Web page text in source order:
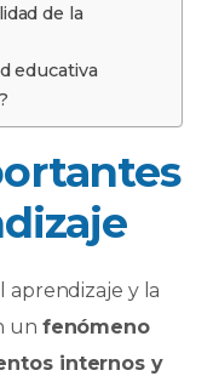
de la
educativa
y la
un fenómeno
internos y